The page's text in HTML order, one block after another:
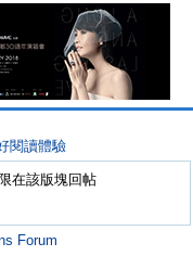
閱讀體驗
在該版塊回帖
Forum